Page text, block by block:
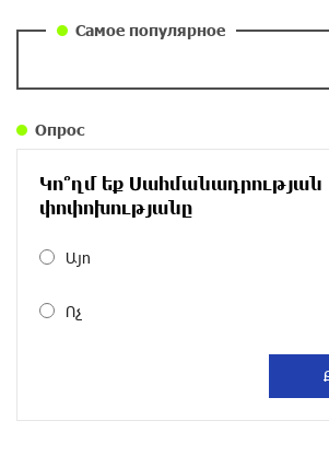
около
Размик Марукян стал
избежать энергодефицита в
Самое популярное
Опрос
Կո՞ղմ եք Սահմանադրության
փոփոխությանը
Այո
Ոչ